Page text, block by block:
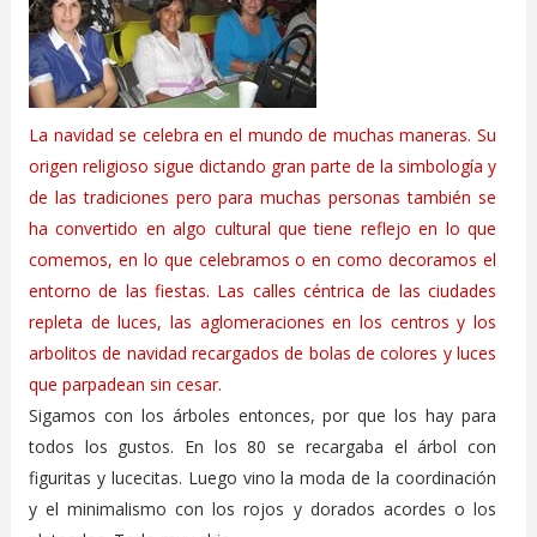
La navidad se celebra en el mundo de muchas maneras. Su
origen religioso sigue dictando gran parte de la simbología y
de las tradiciones pero para muchas personas también se
ha convertido en algo cultural que tiene reflejo en lo que
comemos, en lo que celebramos o en como decoramos el
entorno de las fiestas. Las calles céntrica de las ciudades
repleta de luces, las aglomeraciones en los centros y los
arbolitos de navidad recargados de bolas de colores y luces
que parpadean sin cesar.
Sigamos con los árboles entonces, por que los hay para
todos los gustos. En los 80 se recargaba el árbol con
figuritas y lucecitas. Luego vino la moda de la coordinación
y el minimalismo con los rojos y dorados acordes o los